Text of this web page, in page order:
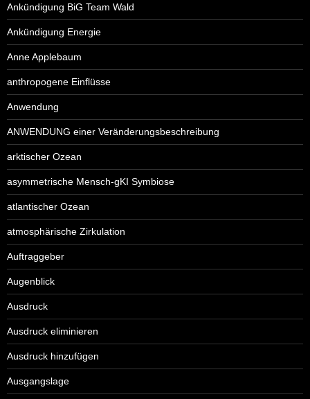
Ankündigung BiG Team Wald
Ankündigung Energie
Anne Applebaum
anthropogene Einflüsse
Anwendung
ANWENDUNG einer Veränderungsbeschreibung
arktischer Ozean
asymmetrische Mensch-gKI Symbiose
atlantischer Ozean
atmosphärische Zirkulation
Auftraggeber
Augenblick
Ausdruck
Ausdruck eliminieren
Ausdruck hinzufügen
Ausgangslage